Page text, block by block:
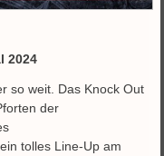
2024
so weit. Das Knock Out
der
tolles Line-Up am